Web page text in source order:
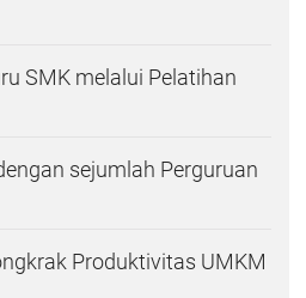
SMK melalui Pelatihan
sejumlah Perguruan
Produktivitas UMKM